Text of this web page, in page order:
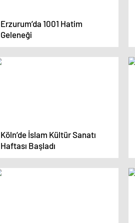
Erzurum’da 1001 Hatim
Geleneği
Köln’de İslam Kültür Sanatı
Haftası Başladı